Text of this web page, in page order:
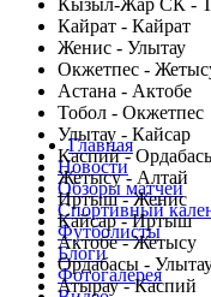
Кызыл-Жар СК -
Кайрат - Кайрат
Женис - Улытау
Окжетпес -
Астана - Актобе
Тобол - Окжетпес
Улытау - Кайсар
Каспий -
Жетысу - Алтай
Иртыш - Женис
Кайсар - Иртыш
Актобе - Жетысу
Ордабасы -
Атырау - Каспий
Главная
Новости
Обзоры матчей
Спортивный
Футболисты
Блоги
Фотогалерея